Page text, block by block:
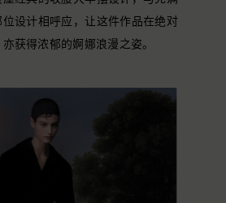
设计相呼应，让这件作品在绝对
获得浓郁的婀娜浪漫之姿。